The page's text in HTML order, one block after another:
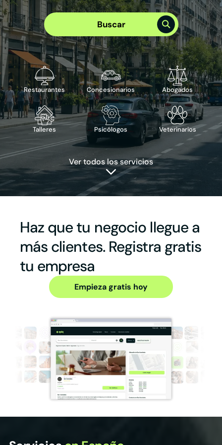
Buscar
Restaurantes Concesionarios Abogados
Talleres Psicólogos Veterinarios
Ver todos los servicios
Haz que tu negocio llegue a
más clientes. Registra gratis
tu empresa
Empieza gratis hoy
Te puede interesar
Reserva de cita ›
Reserva de mesa›
Publicidad en Google›
ChatBot IA›
Plan Visibilidad >
Plan Integral >